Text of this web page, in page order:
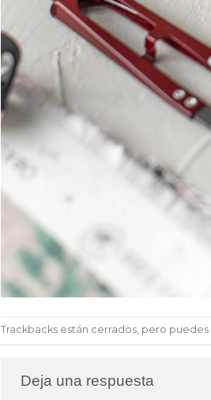
Trackbacks están cerrados, pero puedes
Deja una respuesta